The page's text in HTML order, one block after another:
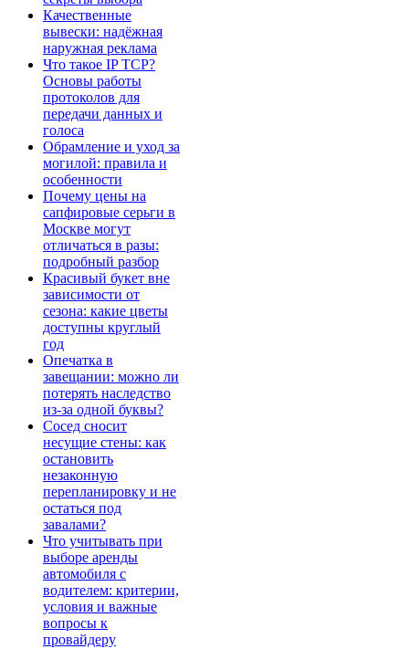
Качественные
вывески: надёжная
наружная реклама
Что такое IP TCP?
Основы работы
протоколов для
передачи данных и
голоса
Обрамление и уход за
могилой: правила и
особенности
Почему цены на
сапфировые серьги в
Москве могут
отличаться в разы:
подробный разбор
Красивый букет вне
зависимости от
сезона: какие цветы
доступны круглый
год
Опечатка в
завещании: можно ли
потерять наследство
из-за одной буквы?
Сосед сносит
несущие стены: как
остановить
незаконную
перепланировку и не
остаться под
завалами?
Что учитывать при
выборе аренды
автомобиля с
водителем: критерии,
условия и важные
вопросы к
провайдеру